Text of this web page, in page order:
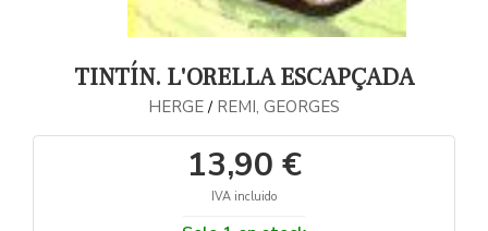
TINTÍN. L'ORELLA ESCAPÇADA
HERGE/ REMI, GEORGES
13,90 €
IVA incluido